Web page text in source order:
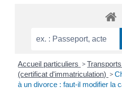
Accueil particuliers >
(certificat d'immatriculation) >
à un divorce : faut-il modifier la